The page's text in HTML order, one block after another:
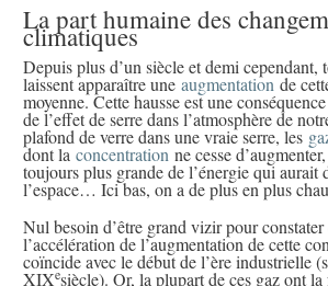
La part humaine des
climatiques
Depuis plus d’un siècle et demi cependant,
laissent apparaître uneaugmentation de
moyenne. Cette hausse est une
de l’effet de serre dans l’atmosphère de
plafond de verre dans une vraie serre, les
dont laconcentration ne cesse
toujours plus grande de l’énergie qui aurait
l’espace… Ici bas, on a de plus en plus
Nul besoin d’être grand vizir pour
l’accélération de l’augmentation de cette
coïncide avec le début de l’ère industrielle
XIXesiècle). Or, la plupart de ces gaz ont la